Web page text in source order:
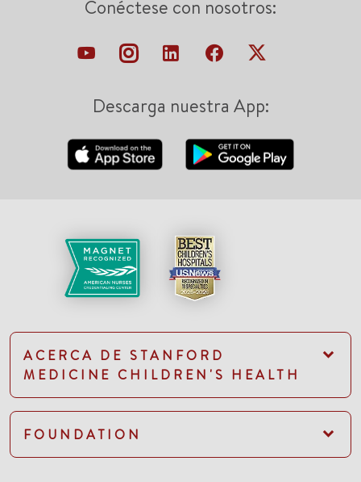
Conéctese con nosotros:
Descarga nuestra App:
ACERCA DE STANFORD
MEDICINE CHILDREN'S HEALTH
FOUNDATION